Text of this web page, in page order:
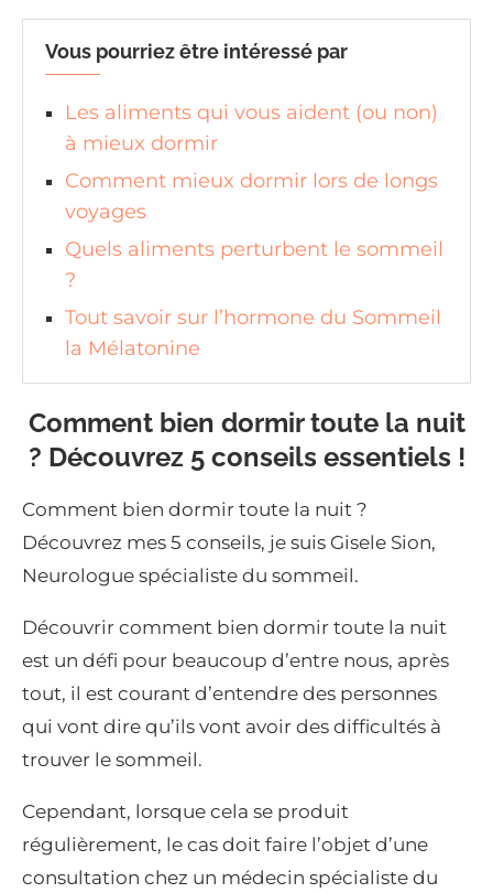
Vous pourriez être intéressé par
Les aliments qui vous aident (ou non)
à mieux dormir
Comment mieux dormir lors de longs
voyages
Quels aliments perturbent le sommeil
?
Tout savoir sur l’hormone du Sommeil
la Mélatonine
Comment bien dormir toute la nuit
? Découvrez 5 conseils essentiels !
Comment bien dormir toute la nuit ?
Découvrez mes 5 conseils, je suis Gisele Sion,
Neurologue spécialiste du sommeil.
Découvrir comment bien dormir toute la nuit
est un défi pour beaucoup d’entre nous, après
tout, il est courant d’entendre des personnes
qui vont dire qu’ils vont avoir des difficultés à
trouver le sommeil.
Cependant, lorsque cela se produit
régulièrement, le cas doit faire l’objet d’une
consultation chez un médecin spécialiste du